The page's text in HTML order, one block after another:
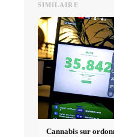
SIMILAIRE
Cannabis sur